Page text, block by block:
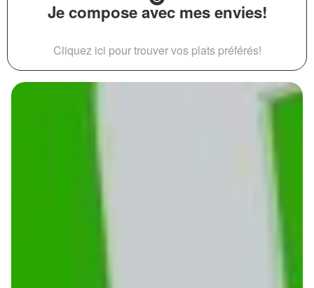
Je compose avec mes envies!
Cliquez ici pour trouver vos plats préférés!